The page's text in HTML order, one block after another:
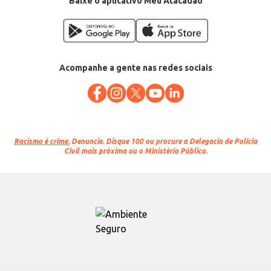
Acompanhe a gente nas redes sociais
Racismo é crime. Denuncie. Disque 100 ou procure a Delegacia de Polícia
Civil mais próxima ou o Ministério Público.